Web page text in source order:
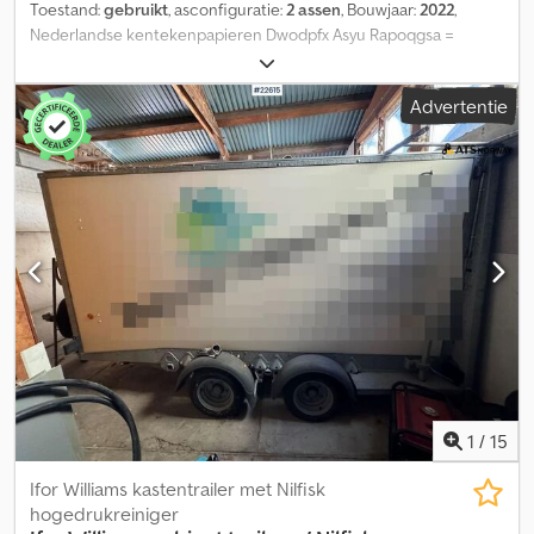
Toestand:gebruikt, asconfiguratie:2 assen, Bouwjaar:2022,
Nederlandse kentekenpapieren Dwodpfx Asyu Rapoqgsa =
Verdere informatie = Leeggewicht: 728 kg Laadvermogen: 2.772
kg GVW: 3.500 kg Laadruimafmetingen (LxBxH): 3,69x1,59 Neem
contact op met Geert Geuens voor meer informatie. Advertentie
1 / 15
Ifor Williams kastentrailer met Nilfisk
hogedrukreiniger